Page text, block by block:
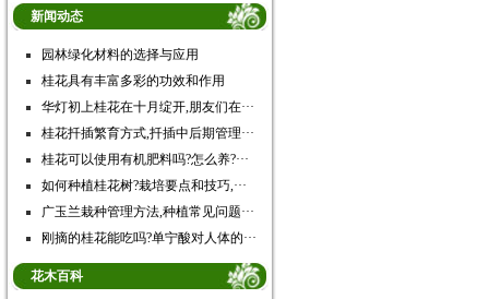
新闻动态
园林绿化材料的选择与应用
桂花具有丰富多彩的功效和作用
华灯初上桂花在十月绽开,朋友们在···
桂花扦插繁育方式,扦插中后期管理···
桂花可以使用有机肥料吗?怎么养?···
如何种植桂花树?栽培要点和技巧,···
广玉兰栽种管理方法,种植常见问题···
刚摘的桂花能吃吗?单宁酸对人体的···
花木百科